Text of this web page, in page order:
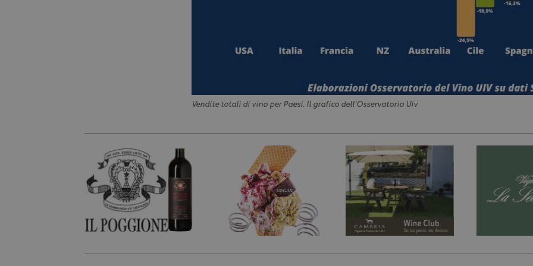
Vendite totali di vino per Paesi. Il grafico dell'Osservatorio Uiv